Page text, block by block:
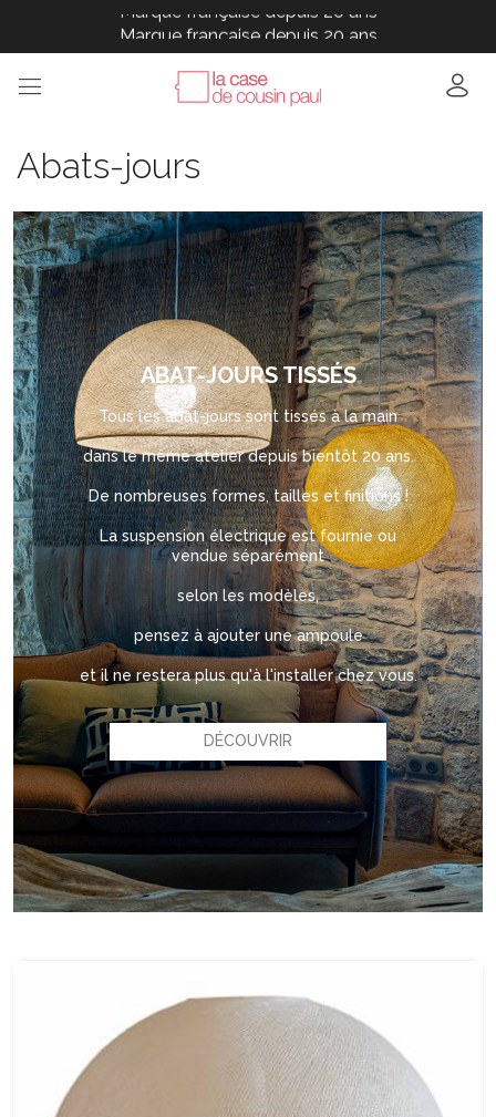
Marque française depuis 20 ans
Marque française depuis 20 ans
Marque française depuis 20 ans
Marque française depuis 20 ans
Abats-jours
ABAT-JOURS TISSÉS
Tous les abat-jours sont tissés à la main
dans le même atelier depuis bientôt 20 ans.
De nombreuses formes, tailles et finitions !
La suspension électrique est fournie ou
vendue séparément
selon les modèles,
pensez à ajouter une ampoule
et il ne restera plus qu'à l'installer chez vous.
DÉCOUVRIR